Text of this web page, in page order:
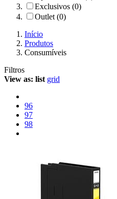
Exclusivos (0)
Outlet (0)
Início
Produtos
Consumíveis
Filtros
View as: list grid
96
97
98